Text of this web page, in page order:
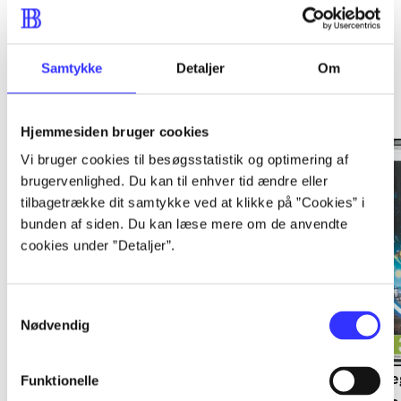
Samtykke Detaljer Om
Hjemmesiden bruger cookies
Vi bruger cookies til besøgsstatistik og optimering af
brugervenlighed. Du kan til enhver tid ændre eller
tilbagetrække dit samtykke ved at klikke på ”Cookies” i
bunden af siden. Du kan læse mere om de anvendte
cookies under ”Detaljer”.
Nødvendig
Funktionelle
Minder om
Lego The lord of the
Transformers - dark of